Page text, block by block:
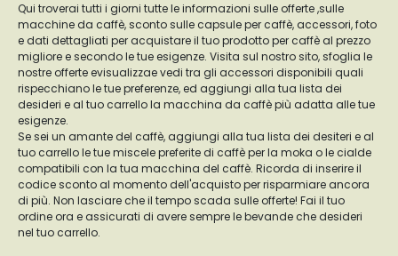
Qui troverai tutti i giorni tutte le informazioni sulle offerte ,sulle
macchine da caffè, sconto sulle capsule per caffè, accessori, foto
e dati dettagliati per acquistare il tuo prodotto per caffè al prezzo
migliore e secondo le tue esigenze. Visita sul nostro sito, sfoglia le
nostre offerte evisualizzae vedi tra gli accessori disponibili quali
rispecchiano le tue preferenze, ed aggiungi alla tua lista dei
desideri e al tuo carrello la macchina da caffè più adatta alle tue
esigenze.
Se sei un amante del caffè, aggiungi alla tua lista dei desiteri e al
tuo carrello le tue miscele preferite di caffè per la moka o le cialde
compatibili con la tua macchina del caffè. Ricorda di inserire il
codice sconto al momento dell'acquisto per risparmiare ancora
di più. Non lasciare che il tempo scada sulle offerte! Fai il tuo
ordine ora e assicurati di avere sempre le bevande che desideri
nel tuo carrello.